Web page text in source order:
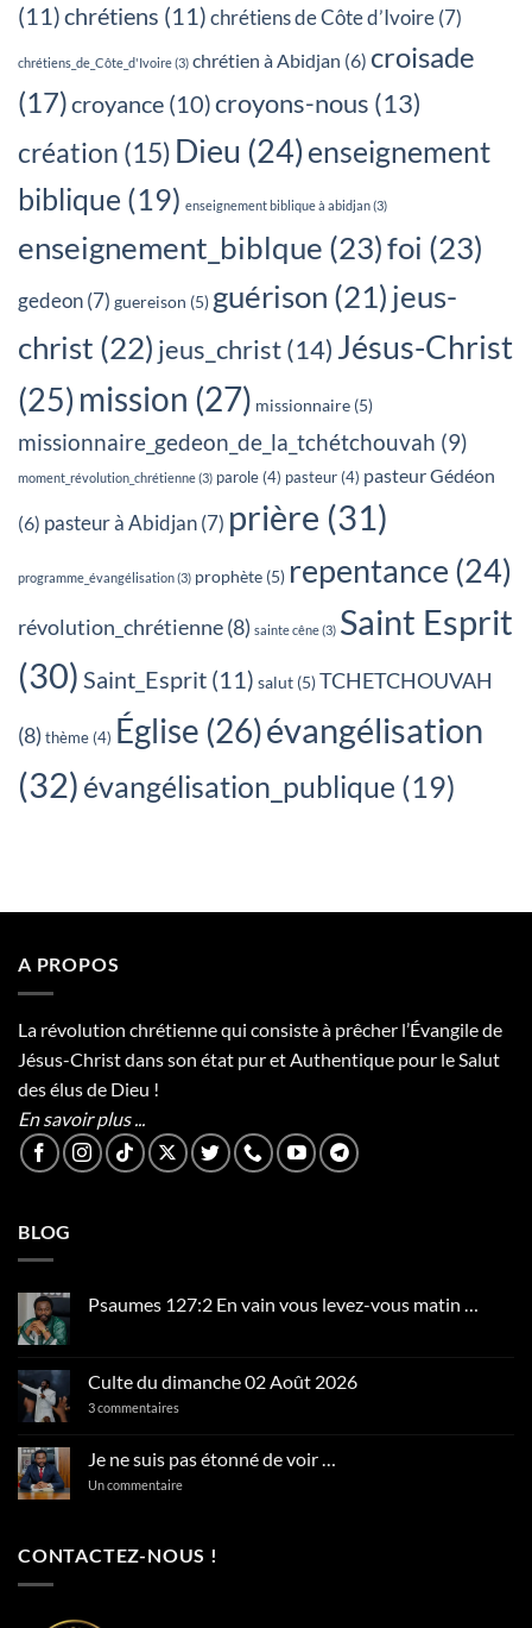
(11)chrétiens (11)chrétiens de Côte d’Ivoire(7)
chrétiens_de_Côte_d'Ivoire(3) chrétien à Abidjan (6) croisade
(17)croyance (10)croyons-nous (13)
création (15) Dieu (24) enseignement
biblique (19) enseignement biblique à abidjan(3)
enseignement_biblque (23)foi (23)
gedeon(7) guereison (5) guérison (21) jeus-
christ (22) jeus_christ(14) Jésus-Christ
(25) mission (27) missionnaire (5)
missionnaire_gedeon_de_la_tchétchouvah (9)
moment_révolution_chrétienne(3) parole (4) pasteur (4) pasteur Gédéon
(6) pasteur à Abidjan(7) prière (31)
programme_évangélisation(3) prophète (5) repentance (24)
révolution_chrétienne(8) sainte cêne(3) Saint Esprit
(30) Saint_Esprit (11) salut (5)TCHETCHOUVAH
(8) thème (4) Église (26)évangélisation
(32) évangélisation_publique (19)
A PROPOS
La révolution chrétienne qui consiste à prêcher l’Évangile de
Jésus-Christ dans son état pur et Authentique pour le Salut
des élus de Dieu !
En savoir plus ...
BLOG
Psaumes 127:2 En vain vous levez-vous matin …
Psaumes
127:2
En
levez-
vous
matin
Culte du dimanche 02 Août 2026
3 commentairessur
dimanche
02
Août
Je ne suis pas étonné de voir …
Un commentairesur
étonné
CONTACTEZ-NOUS !